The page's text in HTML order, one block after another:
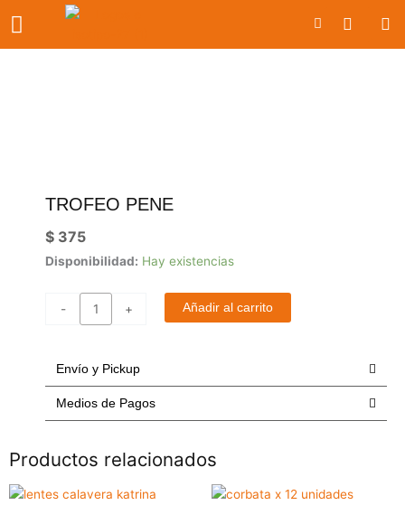
contenido
Carrito
TROFEO PENE
$ 375
Disponibilidad: Hay existencias
-
trofeo
+ Añadir al carrito
Envío y Pickup
Medios de Pagos
Productos relacionados